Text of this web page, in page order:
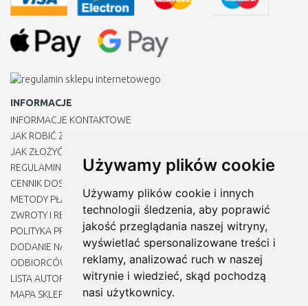
Używamy plików cookie
Używamy plików cookie i innych
technologii śledzenia, aby poprawić
jakość przeglądania naszej witryny,
wyświetlać spersonalizowane treści i
reklamy, analizować ruch w naszej
witrynie i wiedzieć, skąd pochodzą
nasi użytkownicy.
INFORMACJE
INFORMACJE KONTAKTOWE
JAK ROBIĆ ZAKUPY ?
JAK ZŁOŻYĆ REKLAMACJĘ
REGULAMIN
CENNIK DOSTAWY
METODY PŁATNOŚCI
ZWROTY I REKLAMACJE PRODUKTÓW
POLITYKA PRYWATNOŚCI
DODANIE NASZYCH ADRESÓW E-MAIL DO LISTY ZAUFANYCH
ODBIORCÓW
LISTA AUTORYZOWANYCH CENTRÓW SERWISOWYCH
MAPA SKLEPU